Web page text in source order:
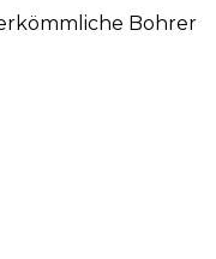
Bohrer